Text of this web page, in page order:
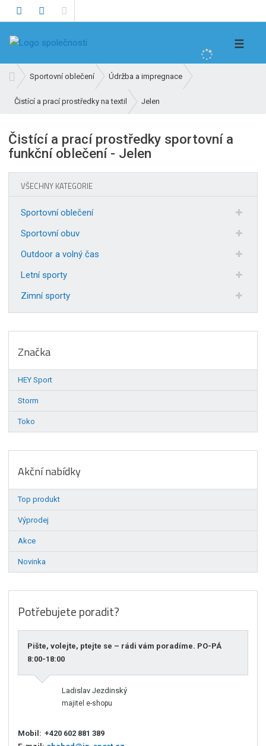
e
t
☰
v
o
í
s
Sportovní oblečení Údržba a impregnace
Čistící a prací prostředky na textil Jelen
Čistící a prací prostředky sportovní a
funkční oblečení - Jelen
VŠECHNY KATEGORIE
Sportovní oblečení
Sportovní obuv
Outdoor a volný čas
Letní sporty
Zimní sporty
Značka
HEY Sport
Storm
Toko
Akční nabídky
Top produkt
Výprodej
Akce
Novinka
Potřebujete poradit?
Pište, volejte, ptejte se – rádi vám poradíme. PO-PÁ
8:00-18:00
Ladislav Jezdinský
majitel e-shopu
Mobil: +420 602 881 389